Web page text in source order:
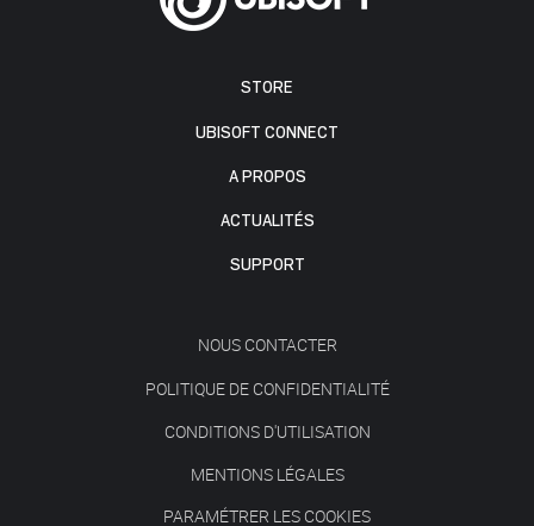
STORE
UBISOFT CONNECT
A PROPOS
ACTUALITÉS
SUPPORT
NOUS CONTACTER
POLITIQUE DE CONFIDENTIALITÉ
CONDITIONS D'UTILISATION
MENTIONS LÉGALES
PARAMÉTRER LES COOKIES